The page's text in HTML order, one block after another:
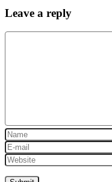
Leave a reply